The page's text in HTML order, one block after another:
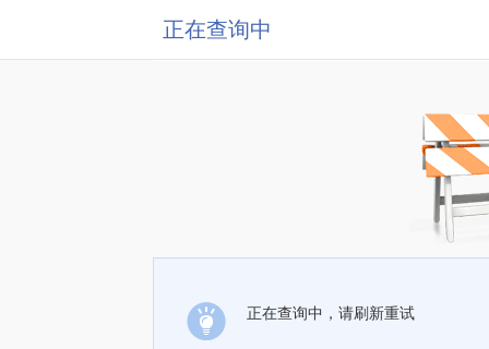
正在查询中
正在查询中，请刷新重试